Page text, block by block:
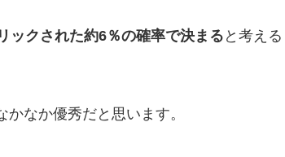
ックされた約6％の確率で決まる と考え
なか優秀だと思います。